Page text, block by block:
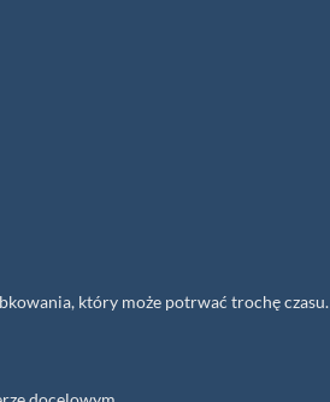
który może potrwać trochę czasu.